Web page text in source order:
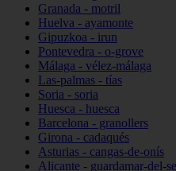
Granada - motril
Huelva - ayamonte
Gipuzkoa - irun
Pontevedra - o-grove
Málaga - vélez-málaga
Las-palmas - tías
Soria - soria
Huesca - huesca
Barcelona - granollers
Girona - cadaqués
Asturias - cangas-de-onís
Alicante - guardamar-del-